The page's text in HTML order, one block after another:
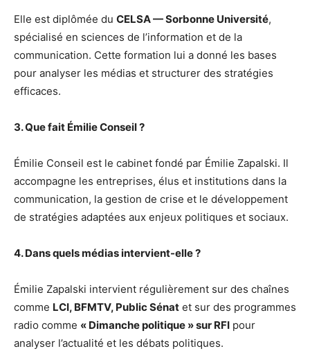
Elle est diplômée du CELSA — Sorbonne Université,
spécialisé en sciences de l’information et de la
communication. Cette formation lui a donné les bases
pour analyser les médias et structurer des stratégies
efficaces.
3. Que fait Émilie Conseil ?
Émilie Conseil est le cabinet fondé par Émilie Zapalski. Il
accompagne les entreprises, élus et institutions dans la
communication, la gestion de crise et le développement
de stratégies adaptées aux enjeux politiques et sociaux.
4. Dans quels médias intervient-elle ?
Émilie Zapalski intervient régulièrement sur des chaînes
comme LCI, BFMTV, Public Sénat et sur des programmes
radio comme « Dimanche politique » sur RFI pour
analyser l’actualité et les débats politiques.